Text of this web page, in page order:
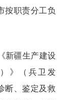
按职责分工负
新疆生产建设
》（兵卫发
断、鉴定及救